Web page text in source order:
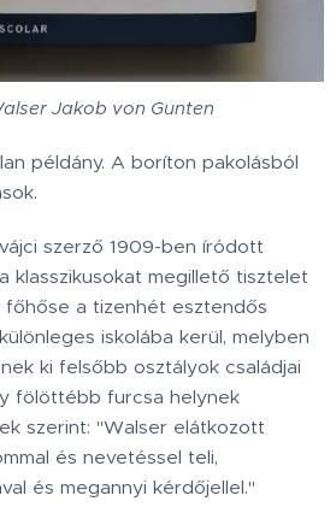
Jakob von Gunten
példány. A boríton pakolásból
szerző 1909-ben íródott
klasszikusokat megillető tisztelet
a tizenhét esztendős
iskolába kerül, melyben
ki felsőbb osztályok családjai
fölöttébb furcsa helynek
szerint: "Walser elátkozott
és nevetéssel teli,
és megannyi kérdőjellel."